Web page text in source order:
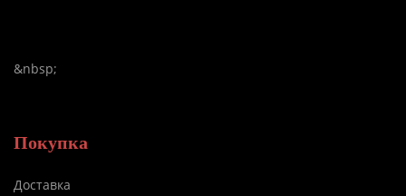
&nbsp;
Покупка
Доставка